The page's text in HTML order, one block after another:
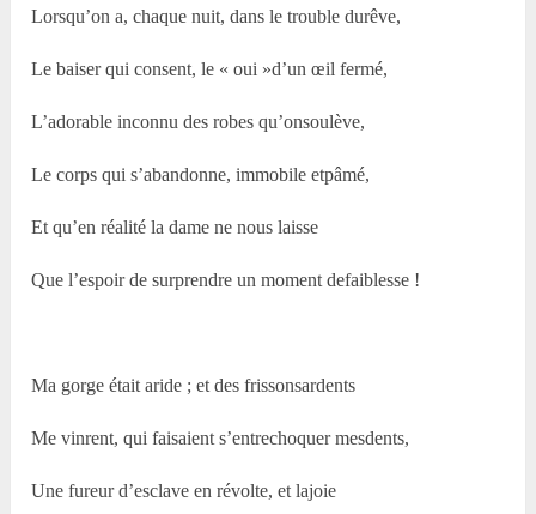
Lorsqu’on a, chaque nuit, dans le trouble durêve,
Le baiser qui consent, le « oui »d’un œil fermé,
L’adorable inconnu des robes qu’onsoulève,
Le corps qui s’abandonne, immobile etpâmé,
Et qu’en réalité la dame ne nous laisse
Que l’espoir de surprendre un moment defaiblesse !
Ma gorge était aride ; et des frissonsardents
Me vinrent, qui faisaient s’entrechoquer mesdents,
Une fureur d’esclave en révolte, et lajoie